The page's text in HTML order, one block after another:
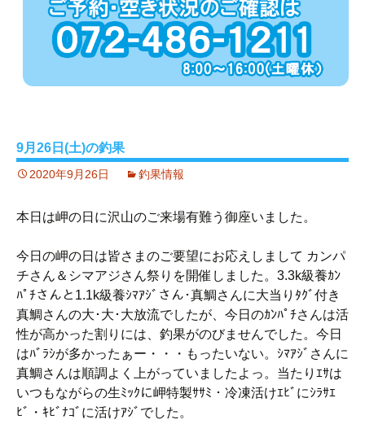
9月26日(土)の釣果
2020年9月26日 釣果情報
本日は岬の日に沢山のご来場有難う御座いました。
今日の岬の日は皆さまのご要望にお応えしまして カンパ
チさん＆シマアジさん祭りを開催しました。3.3k級養ｶﾝ
ﾊﾟﾁさんと1.1k級養ｼﾏｱｼﾞさん･真鯛さんに大当りﾀｸﾞ付き
真鯛さんの大･大･大放流でしたが、今日のｶﾝﾊﾟﾁさんは活
性が高かった割りには、釣果がのびませんでした。今日
はﾊﾞﾗｼが多かったぁー・・・もったいない。ｼﾏｱｼﾞさんに
真鯛さんは順調よく上がっていましたよっ。当たりｴｻは
いつもながらの生ﾐｯｸに岬特製ｻｻﾐ・冷凍活けｴﾋﾞにｼﾗｻｴ
ﾋﾞ・ｷﾋﾞﾅｺﾞに活けｱｼﾞでした。